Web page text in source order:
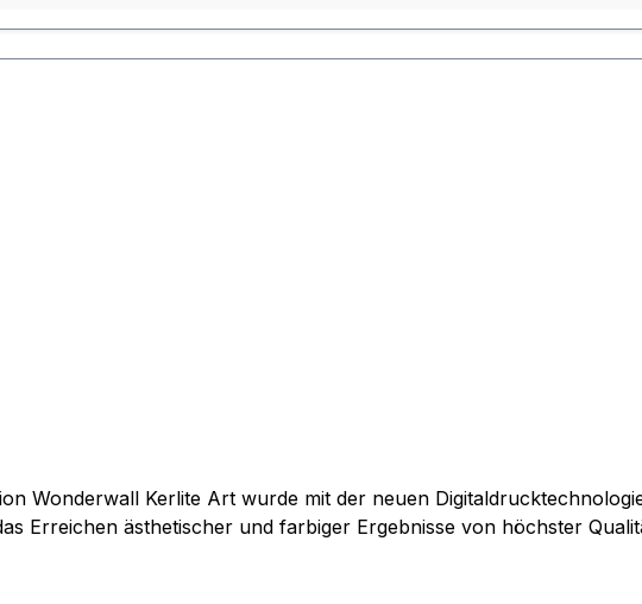
Erreichen ästhetischer und farbiger Ergebnisse von höchster